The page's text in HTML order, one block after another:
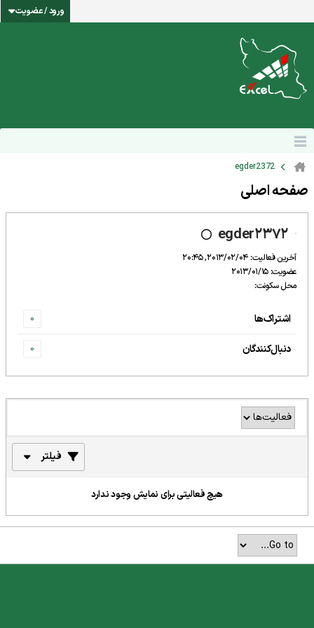
ورود / عضویت
egder2372
صفحه اصلی
egder2372
آخرین فعالیت: 2013/02/04, 20:45
عضویت: 2013/01/15
محل سکونت:
اشتراک‌ها 0
دنبال‌کنندگان 0
فیلتر
هیچ فعالیتی برای نمایش وجود ندارد